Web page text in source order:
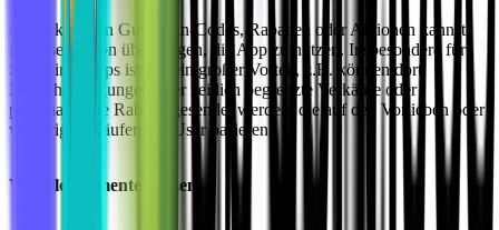
Mit exklusiven Gutschein-Codes, Rabatten oder Aktionen kannst
Du User davon überzeugen, die App zu nutzen. Insbesondere für
Shopping-Apps ist das ein großer Vorteil, z.B. können dort
Benachrichtigungen über zeitlich begrenzte Verkäufe oder
personalisierte Rabatte gesendet werden, die auf den Vorlieben oder
vorherigen Käufen der User basieren.
Visuelle Elemente nutzen